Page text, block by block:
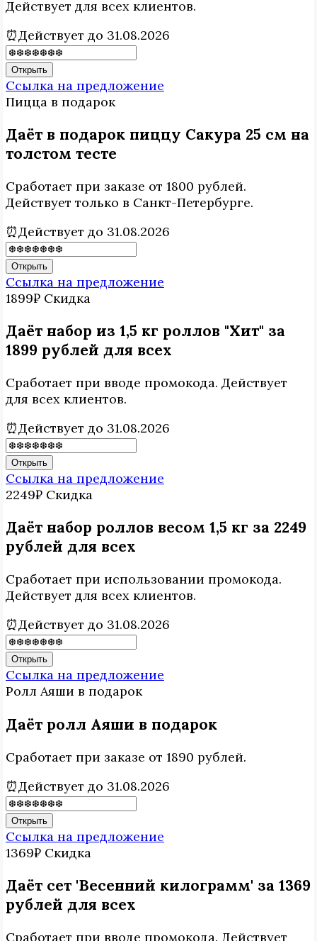
Действует для всех клиентов.
⏰Действует до 31.08.2026
Открыть
Ссылка на предложение
Пицца в подарок
Даёт в подарок пиццу Сакура 25 см на
толстом тесте
Сработает при заказе от 1800 рублей.
Действует только в Санкт-Петербурге.
⏰Действует до 31.08.2026
Открыть
Ссылка на предложение
1899₽ Скидка
Даёт набор из 1,5 кг роллов "Хит" за
1899 рублей для всех
Сработает при вводе промокода. Действует
для всех клиентов.
⏰Действует до 31.08.2026
Открыть
Ссылка на предложение
2249₽ Скидка
Даёт набор роллов весом 1,5 кг за 2249
рублей для всех
Сработает при использовании промокода.
Действует для всех клиентов.
⏰Действует до 31.08.2026
Открыть
Ссылка на предложение
Ролл Аяши в подарок
Даёт ролл Аяши в подарок
Сработает при заказе от 1890 рублей.
⏰Действует до 31.08.2026
Открыть
Ссылка на предложение
1369₽ Скидка
Даёт сет 'Весенний килограмм' за 1369
рублей для всех
Сработает при вводе промокода. Действует